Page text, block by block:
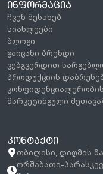
ᲘᲜᲤᲝᲠᲛᲐᲪᲘᲐ
ჩვენ შესახებ
სიახლეები
ბლოგი
გაიცანი ბრენდი
ვებგვერდით
პროდუქციის
მარკეტინგული
ᲙᲝᲜᲢᲐᲥᲢᲘ
თბილისი, დიღმის
ორშაბათი-